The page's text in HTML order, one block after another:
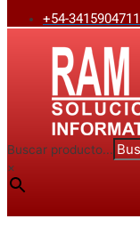
+54-3415904711
Buscar producto...
×